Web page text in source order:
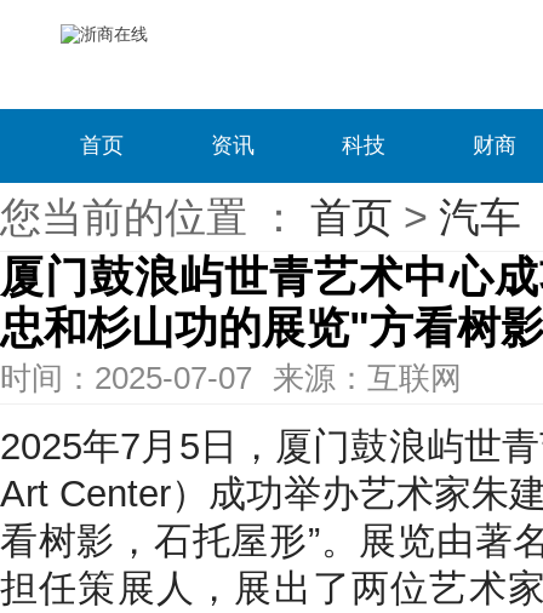
首页 资讯 科技 财商
您当前的位置 ： 首页 > 汽车
厦门鼓浪屿世青艺术中心
忠和杉山功的展览"方看树
时间：2025-07-07 来源：互联网
2025年7月5日，厦门鼓浪屿世
Art Center）成功举办艺术家朱
看树影，石托屋形”。展览由著
担任策展人，展出了两位艺术